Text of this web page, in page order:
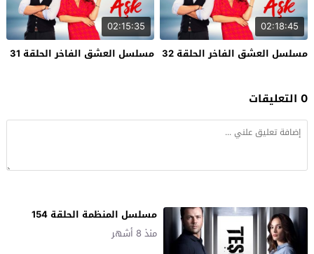
02:18:45
مسلسل العشق الفاخر الحلقة 32
02:15:35
مسلسل العشق الفاخر الحلقة 31
0 التعليقات
مسلسل المنظمة الحلقة 154
منذ 8 أشهر